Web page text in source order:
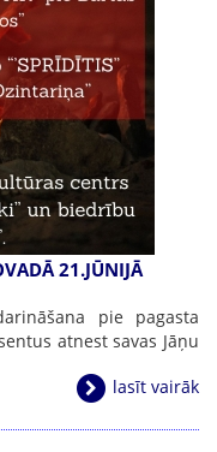
21.JŪNIJĀ
pie pagasta
atnest savas Jāņu
lasīt vairāk